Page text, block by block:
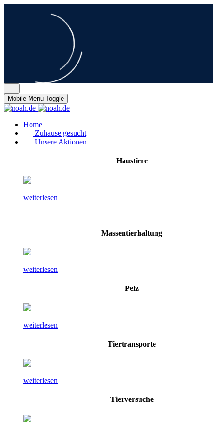
Mobile Menu Toggle
Home
Zuhause gesucht
Unsere Aktionen
Haustiere
weiterlesen
Massentierhaltung
weiterlesen
Pelz
weiterlesen
Tiertransporte
weiterlesen
Tierversuche